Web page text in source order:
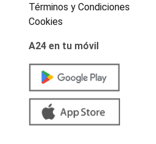
Términos y Condiciones
Cookies
A24 en tu móvil